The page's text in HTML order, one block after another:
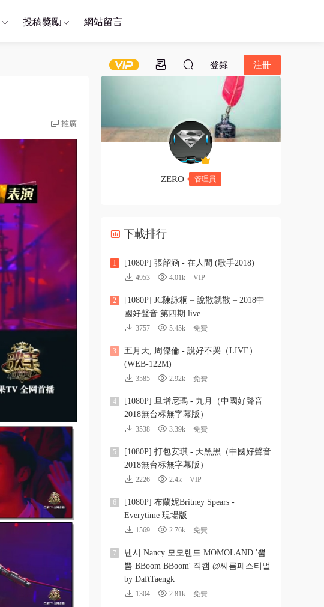
投稿獎勵 網站留言
登錄 注冊
推廣
ZERO 管理員
下載排行
1 [1080P] 張韶涵 - 在人間 (歌手2018)
4953 4.01k VIP
2
[1080P] JC陳詠桐 – 說散就散 – 2018中
國好聲音 第四期 live
3757 5.45k 免費
3
五月天, 周傑倫 - 說好不哭（LIVE）
(WEB-122M)
3585 2.92k 免費
4
[1080P] 旦增尼瑪 - 九月（中國好聲音
2018無台标無字幕版）
3538 3.39k 免費
5
[1080P] 打包安琪 - 天黑黑（中國好聲音
2018無台标無字幕版）
2226 2.4k VIP
6
[1080P] 布蘭妮Britney Spears -
Everytime 現場版
1569 2.76k 免費
7
낸시 Nancy 모모랜드 MOMOLAND '뿜
뿜 BBoom BBoom' 직캠 @씨름페스티벌
by DaftTaengk
1304 2.81k 免費